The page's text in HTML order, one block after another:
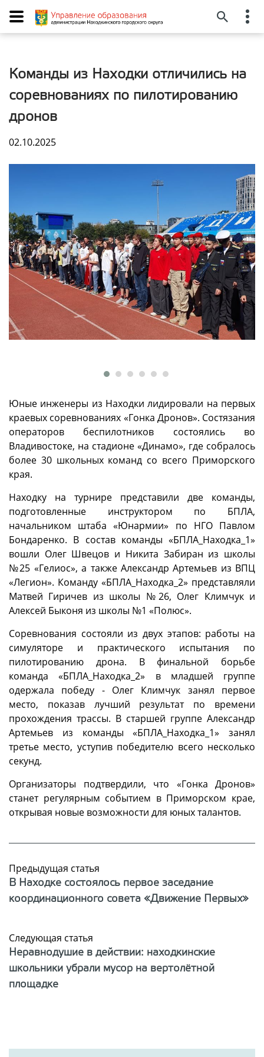
Команды из Находки отличились на
соревнованиях по пилотированию
дронов
02.10.2025
Юные инженеры из Находки лидировали на первых
краевых соревнованиях «Гонка Дронов». Состязания
операторов беспилотников состоялись во
Владивостоке, на стадионе «Динамо», где собралось
более 30 школьных команд со всего Приморского
края.
Находку на турнире представили две команды,
подготовленные инструктором по БПЛА,
начальником штаба «Юнармии» по НГО Павлом
Бондаренко. В состав команды «БПЛА_Находка_1»
вошли Олег Швецов и Никита Забиран из школы
№25 «Гелиос», а также Александр Артемьев из ВПЦ
«Легион». Команду «БПЛА_Находка_2» представляли
Матвей Гиричев из школы №26, Олег Климчук и
Алексей Быконя из школы №1 «Полюс».
Соревнования состояли из двух этапов: работы на
симуляторе и практического испытания по
пилотированию дрона. В финальной борьбе
команда «БПЛА_Находка_2» в младшей группе
одержала победу - Олег Климчук занял первое
место, показав лучший результат по времени
прохождения трассы. В старшей группе Александр
Артемьев из команды «БПЛА_Находка_1» занял
третье место, уступив победителю всего несколько
секунд.
Организаторы подтвердили, что «Гонка Дронов»
станет регулярным событием в Приморском крае,
открывая новые возможности для юных талантов.
Предыдущая статья
В Находке состоялось первое заседание
координационного совета «Движение Первых»
Следующая статья
Неравнодушие в действии: находкинские
школьники убрали мусор на вертолётной
площадке